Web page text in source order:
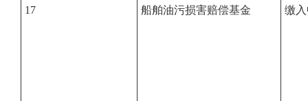
17 船舶油污损害赔偿基金 缴